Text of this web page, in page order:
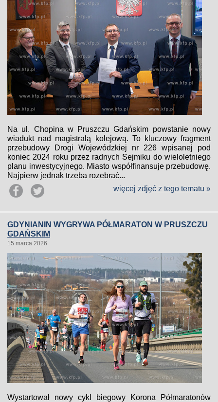
Na ul. Chopina w Pruszczu Gdańskim powstanie nowy
wiadukt nad magistralą kolejową. To kluczowy fragment
przebudowy Drogi Wojewódzkiej nr 226 wpisanej pod
koniec 2024 roku przez radnych Sejmiku do wieloletniego
planu inwestycyjnego. Miasto współfinansuje przebudowę.
Najpierw jednak trzeba rozebrać...
więcej zdjęć z tego tematu »
GDYNIANIN WYGRYWA PÓŁMARATON W PRUSZCZU
GDAŃSKIM
15 marca 2026
Wystartował nowy cykl biegowy Korona Półmaratonów